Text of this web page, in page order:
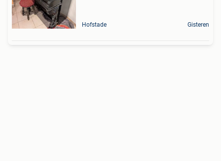
Hofstade Gisteren